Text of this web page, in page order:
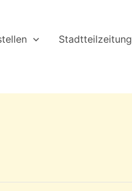
Stadtteilzeitung